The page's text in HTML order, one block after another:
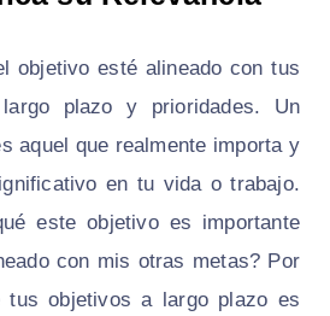
objetivo esté alineado con tus
plazo y prioridades. Un
aquel que realmente importa y
en tu vida o trabajo.
este objetivo es importante
con mis otras metas? Por
tus objetivos a largo plazo es